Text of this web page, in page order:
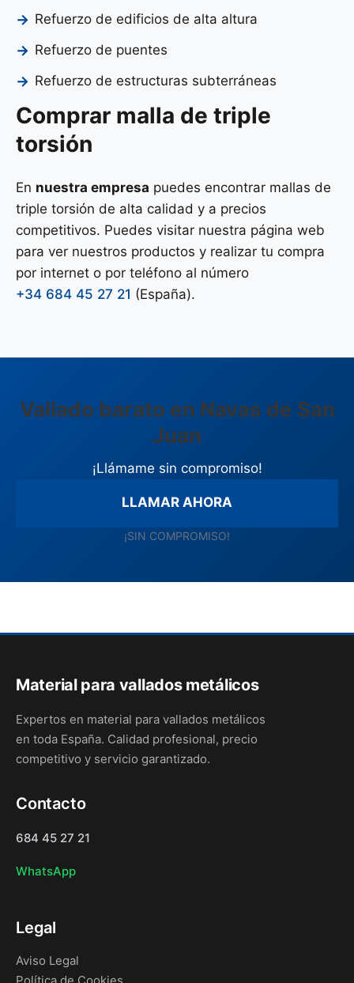
Refuerzo de edificios de alta altura
Refuerzo de puentes
Refuerzo de estructuras subterráneas
Comprar malla de triple
torsión
En nuestra empresa puedes encontrar mallas de
triple torsión de alta calidad y a precios
competitivos. Puedes visitar nuestra página web
para ver nuestros productos y realizar tu compra
por internet o por teléfono al número
+34 684 45 27 21 (España).
Vallado barato en Navas de San
Juan
¡Llámame sin compromiso!
LLAMAR AHORA
¡SIN COMPROMISO!
Material para vallados metálicos
Expertos en material para vallados metálicos
en toda España. Calidad profesional, precio
competitivo y servicio garantizado.
Contacto
684 45 27 21
WhatsApp
Legal
Aviso Legal
Política de Cookies